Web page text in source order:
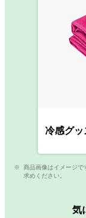
冷感グッ
商品画像はイメージで
求めください。
気